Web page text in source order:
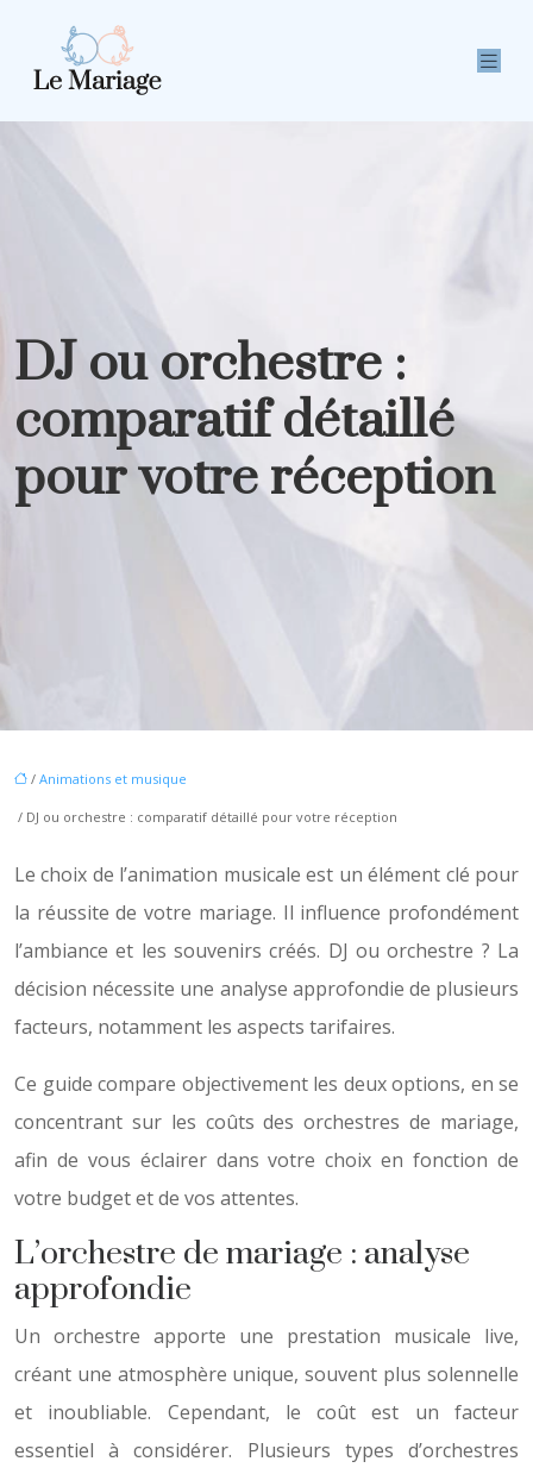
DJ ou orchestre :
comparatif détaillé
pour votre réception
/ Animations et musique
/ DJ ou orchestre : comparatif détaillé pour votre réception
Le choix de l’animation musicale est un élément clé pour
la réussite de votre mariage. Il influence profondément
l’ambiance et les souvenirs créés. DJ ou orchestre ? La
décision nécessite une analyse approfondie de plusieurs
facteurs, notamment les aspects tarifaires.
Ce guide compare objectivement les deux options, en se
concentrant sur les coûts des orchestres de mariage,
afin de vous éclairer dans votre choix en fonction de
votre budget et de vos attentes.
L’orchestre de mariage : analyse
approfondie
Un orchestre apporte une prestation musicale live,
créant une atmosphère unique, souvent plus solennelle
et inoubliable. Cependant, le coût est un facteur
essentiel à considérer. Plusieurs types d’orchestres